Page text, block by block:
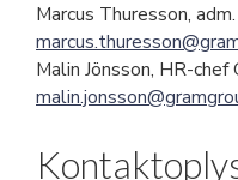
Marcus Thuresson,
Malin Jönsson, HR-chef